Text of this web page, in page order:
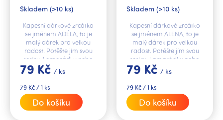
Skladem (>10 ks)
79 Kč / ks
Měrná
cena:
79 Kč / 1 ks
Do košíku
Kapesní dárkové zrcátko
se jménem ADÉLA, to je
malý dárek pro velkou
radost. Potěšte jím svou
sestru, kamarádku nebo
kolegyni.
Skladem (>10 ks)
79 Kč / ks
Měrná
cena:
79 Kč / 1 ks
Do košíku
Kapesní dárkové zrcátko
se jménem ALENA, to je
malý dárek pro velkou
radost. Potěšte jím svou
sestru, kamarádku nebo
kolegyni.